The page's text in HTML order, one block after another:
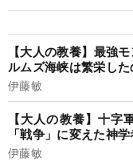
【大人の教養】最強
ルムズ海峡は繁栄した
伊藤敏
【大人の教養】十
「戦争」に変えた神
伊藤敏